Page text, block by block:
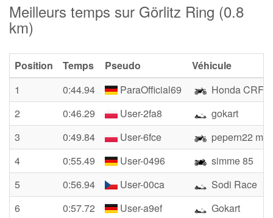
Meilleurs temps sur Görlitz Ring (0.8
km)
Position Temps Pseudo
Véhicule
1
0:44.94 ParaOfficial69
Honda
2
0:46.29 User-2fa8
gokart
3
0:49.84 User-6fce
pepern22
4
0:55.49 User-0496
simme 85
5
0:56.94 User-00ca
Sodi Race
6
0:57.72 User-a9ef Gokart